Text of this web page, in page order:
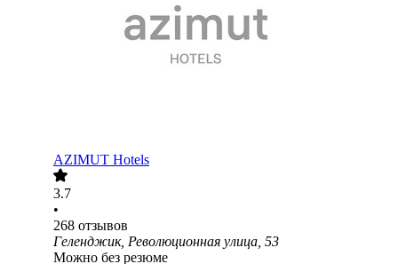
AZIMUT Hotels
3.7
•
268 отзывов
Геленджик, Революционная улица, 53
Можно без резюме